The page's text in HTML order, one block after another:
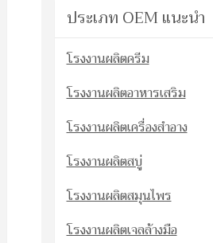
ประเภท OEM แนะนำ
โรงงานผลิตครีม
โรงงานผลิตอาหารเสริม
โรงงานผลิตเครื่องสำอาง
โรงงานผลิตสบู่
โรงงานผลิตสมุนไพร
โรงงานผลิตเจลล้างมือ